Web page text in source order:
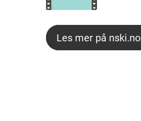
Les mer på nski.no